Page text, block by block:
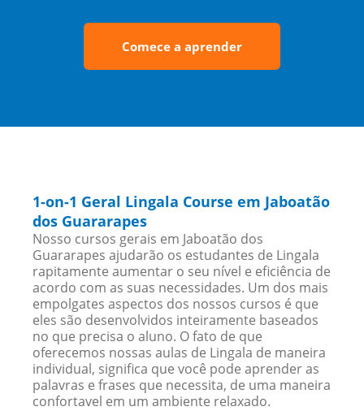
Comece a aprender
1-on-1 Geral Lingala Course em Jaboatão
dos Guararapes
Nosso cursos gerais em Jaboatão dos
Guararapes ajudarão os estudantes de Lingala
rapitamente aumentar o seu nível e eficiência de
acordo com as suas necessidades. Um dos mais
empolgates aspectos dos nossos cursos é que
eles são desenvolvidos inteiramente baseados
no que precisa o aluno. O fato de que
oferecemos nossas aulas de Lingala de maneira
individual, significa que você pode aprender as
palavras e frases que necessita, de uma maneira
confortavel em um ambiente relaxado.